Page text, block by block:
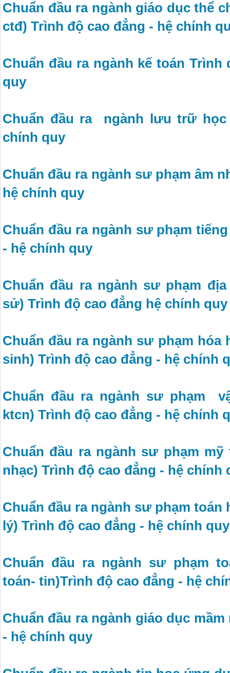
Chuẩn đầu ra ngành giáo dục thể
ctđ) Trình độ cao đẳng - hệ chính
Chuẩn đầu ra ngành kế toán Trình
quy
Chuẩn đầu ra ngành lưu trữ học
chính quy
Chuẩn đầu ra ngành sư phạm âm
hệ chính quy
Chuẩn đầu ra ngành sư phạm
- hệ chính quy
Chuẩn đầu ra ngành sư phạm
sử) Trình độ cao đẳng hệ chính quy
Chuẩn đầu ra ngành sư phạm
sinh) Trình độ cao đẳng - hệ chính
Chuẩn đầu ra ngành sư phạm
ktcn) Trình độ cao đẳng - hệ chính
Chuẩn đầu ra ngành sư phạm
nhạc) Trình độ cao đẳng - hệ chính
Chuẩn đầu ra ngành sư phạm
lý) Trình độ cao đẳng - hệ chính quy
Chuẩn đầu ra ngành sư phạm
toán- tin)Trình độ cao đẳng - hệ
Chuẩn đầu ra ngành giáo dục
- hệ chính quy